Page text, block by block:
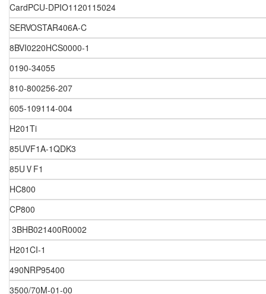
CardPCU-DPIO1120115024
SERVOSTAR406A-C
8BVI0220HCS0000-1
0190-34055
810-800256-207
605-109114-004
H201Ti
85UVF1A-1QDK3
85UⅤF1
HC800
CP800
3BHB021400R0002
H201CI-1
490NRP95400
3500/70M-01-00